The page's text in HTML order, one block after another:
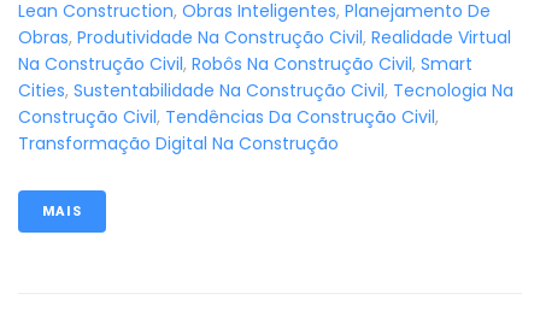
Lean Construction, Obras Inteligentes, Planejamento De
Obras, Produtividade Na Construção Civil, Realidade Virtual
Na Construção Civil, Robôs Na Construção Civil, Smart
Cities, Sustentabilidade Na Construção Civil, Tecnologia Na
Construção Civil, Tendências Da Construção Civil,
Transformação Digital Na Construção
MAIS